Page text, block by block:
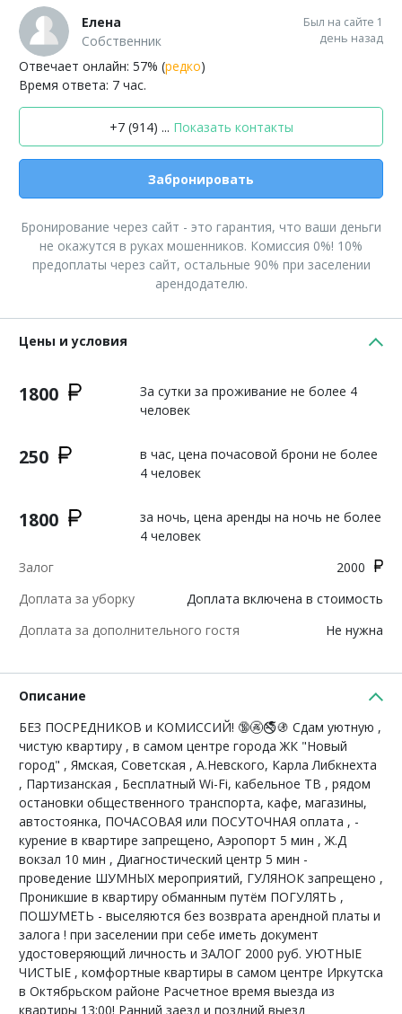
Елена
Собственник
Был на сайте 1
день назад
Отвечает онлайн: 57% (редко)
Время ответа: 7 час.
+7 (914) ... Показать контакты
Забронировать
Бронирование через сайт - это гарантия, что ваши деньги
не окажутся в руках мошенников. Комиссия 0%! 10%
предоплаты через сайт, остальные 90% при заселении
арендодателю.
Цены и условия
1800
За сутки за проживание не более 4
человек
250
в час, цена почасовой брони не более
4 человек
1800
за ночь, цена аренды на ночь не более
4 человек
Залог
2000
Доплата за уборку
Доплата включена в стоимость
Доплата за дополнительного гостя
Не нужна
Описание
БЕЗ ПОСРЕДНИКОВ и КОМИССИЙ! 🔞🚱🚭🚯 Сдам уютную ,
чистую квартиру , в самом центре города ЖК "Новый
город" , Ямская, Советская , А.Невского, Карла Либкнехта
, Партизанская , Бесплатный Wi-Fi, кабельное ТВ , рядом
остановки общественного транспорта, кафе, магазины,
автостоянка, ПОЧАСОВАЯ или ПОСУТОЧНАЯ оплатa , -
курение в квартире запрещено, Аэропорт 5 мин , Ж.Д
вокзал 10 мин , Диагностический центр 5 мин -
проведение ШУМНЫХ мероприятий, ГУЛЯНОК запрещено ,
Проникшие в квартиру обманным путём ПОГУЛЯТЬ ,
ПОШУМЕТЬ - выселяются без возврата арендной платы и
залога ! при заселении при себе иметь документ
удостоверяющий личность и ЗАЛОГ 2000 руб. УЮТНЫЕ
ЧИСТЫЕ , комфортные квартиры в самом центре Иркутска
в Октябрьском районе Расчетное время выезда из
квартиры 13:00! Ранний заезд и поздний выезд